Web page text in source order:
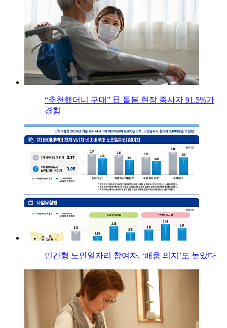
“추천했더니 구매” 日 돌봄 현장 종사자 91.5%가
경험
민간형 노인일자리 참여자, ‘배움 의지’도 높았다